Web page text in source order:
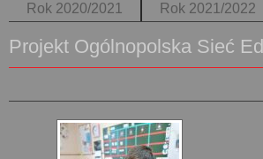
Rok 2020/2021
Rok 2021/2022
Projekt Ogólnopolska Sieć